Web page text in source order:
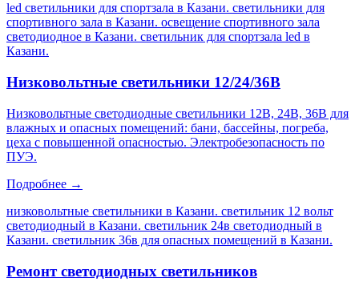
led светильники для спортзала в Казани. светильники для
спортивного зала в Казани. освещение спортивного зала
светодиодное в Казани. светильник для спортзала led в
Казани.
Низковольтные светильники 12/24/36В
Низковольтные светодиодные светильники 12В, 24В, 36В для
влажных и опасных помещений: бани, бассейны, погреба,
цеха с повышенной опасностью. Электробезопасность по
ПУЭ.
Подробнее →
низковольтные светильники в Казани. светильник 12 вольт
светодиодный в Казани. светильник 24в светодиодный в
Казани. светильник 36в для опасных помещений в Казани.
Ремонт светодиодных светильников